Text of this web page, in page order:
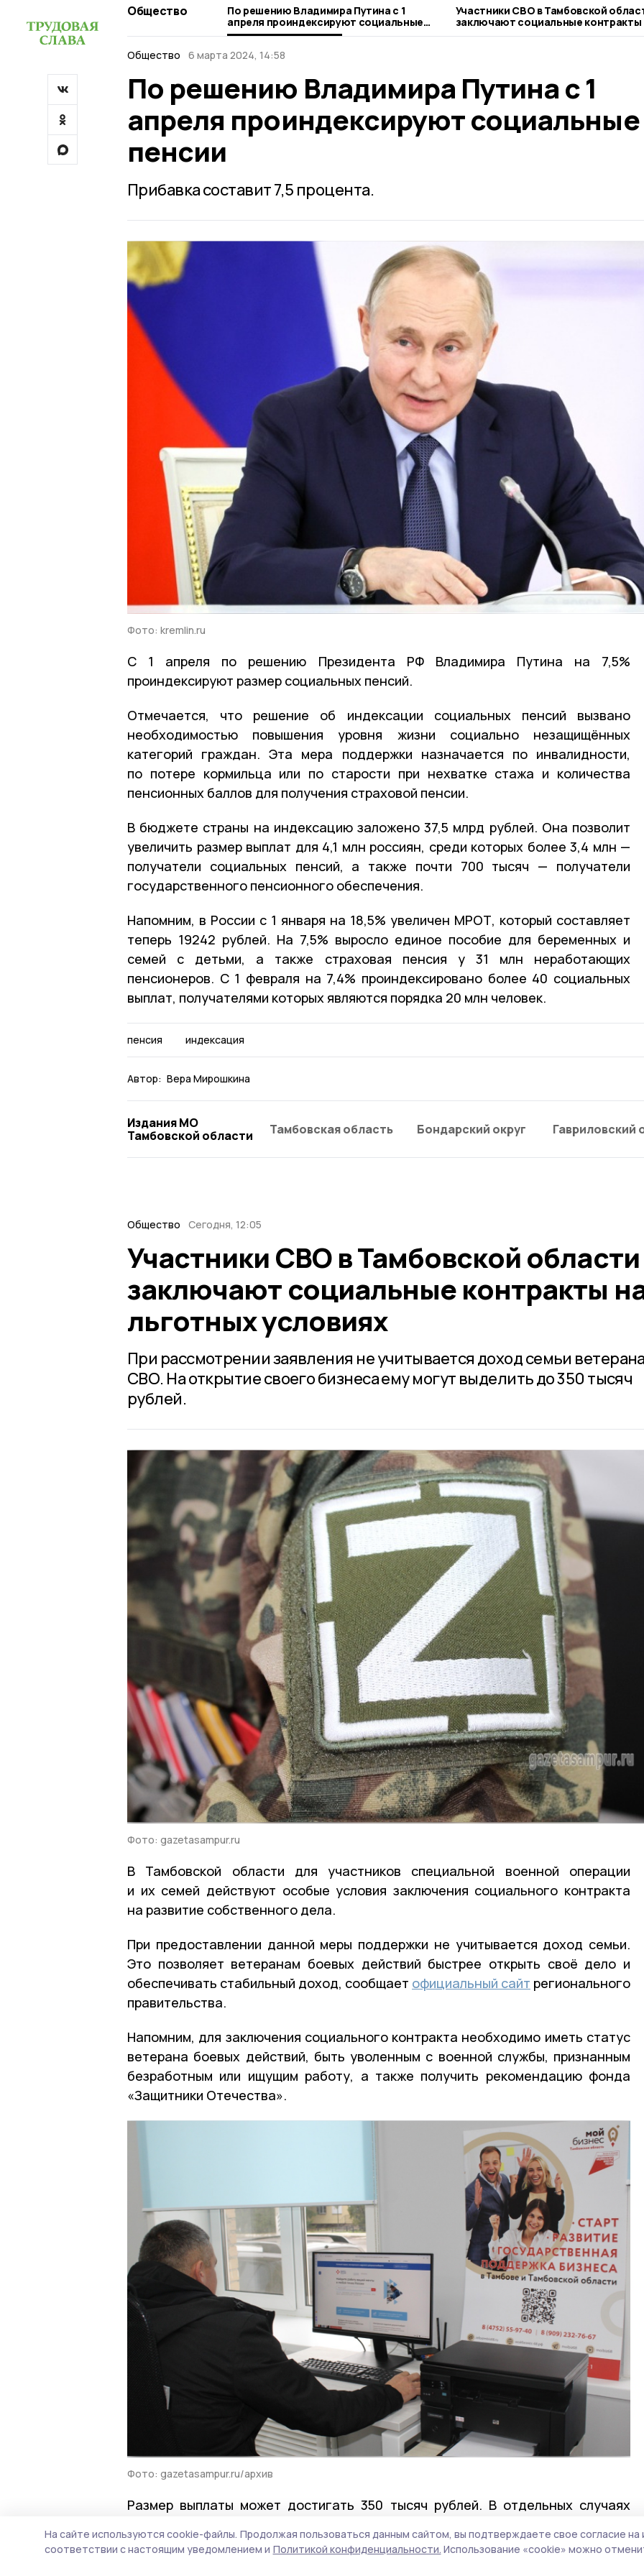
Общество
По решению Владимира Путина с 1
апреля проиндексируют социальные
пенсии
Участники СВО в Тамбовской
заключают социальные контракты
льготных условиях
Общество
6 марта 2024, 14:58
По решению Владимира Путина с 1
апреля проиндексируют социальные
пенсии
Прибавка составит 7,5 процента.
Фото: kremlin.ru
С 1 апреля по решению Президента РФ Владимира Путина на 7,5%
проиндексируют размер социальных пенсий.
Отмечается, что решение об индексации социальных пенсий вызвано
необходимостью повышения уровня жизни социально незащищённых
категорий граждан. Эта мера поддержки назначается по инвалидности,
по потере кормильца или по старости при нехватке стажа и количества
пенсионных баллов для получения страховой пенсии.
В бюджете страны на индексацию заложено 37,5 млрд рублей. Она позволит
увеличить размер выплат для 4,1 млн россиян, среди которых более 3,4 млн —
получатели социальных пенсий, а также почти 700 тысяч — получатели
государственного пенсионного обеспечения.
Напомним, в России с 1 января на 18,5% увеличен МРОТ, который составляет
теперь 19242 рублей. На 7,5% выросло единое пособие для беременных и
семей с детьми, а также страховая пенсия у 31 млн неработающих
пенсионеров. С 1 февраля на 7,4% проиндексировано более 40 социальных
выплат, получателями которых являются порядка 20 млн человек.
пенсия индексация
Автор: Вера Мирошкина
Издания МО
Тамбовской области
Тамбовская область Бондарский округ Гавриловский
Общество Сегодня, 12:05
Участники СВО в Тамбовской области
заключают социальные контракты
льготных условиях
При рассмотрении заявления не учитывается доход семьи
СВО. На открытие своего бизнеса ему могут выделить до 350 тысяч
рублей.
Фото: gazetasampur.ru
В Тамбовской области для участников специальной военной операции
и их семей действуют особые условия заключения социального контракта
на развитие собственного дела.
При предоставлении данной меры поддержки не учитывается доход семьи.
Это позволяет ветеранам боевых действий быстрее открыть своё дело и
обеспечивать стабильный доход, сообщает официальный сайт регионального
правительства.
Напомним, для заключения социального контракта необходимо иметь статус
ветерана боевых действий, быть уволенным с военной службы, признанным
безработным или ищущим работу, а также получить рекомендацию фонда
«Защитники Отечества».
Фото: gazetasampur.ru/архив
Размер выплаты может достигать 350 тысяч рублей. В отдельных случаях
С начала 2026 года с участниками СВО в Тамбовской области уже заключили
На сайте используются cookie-файлы. Продолжая пользоваться данным сайтом, вы подтверждаете свое согласие на
соответствии с настоящим уведомлением и Политикой конфиденциальности. Использование «cookie» можно